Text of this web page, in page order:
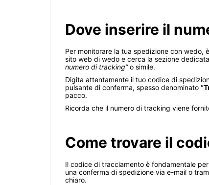
Dove inserire il
Per monitorare la tua spedizione con wedo,
sito web di wedo e cerca la sezione
numero di tracking”o simile.
Digita attentamente il tuo codice di
pulsante di conferma, spesso denominato
pacco.
Ricorda che il numero di tracking viene
Come trovare il
Il codice di tracciamento è fondamentale
una conferma di spedizione via e-mail o
chiaro.